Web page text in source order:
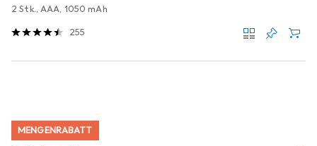
2 Stk., AAA, 1050 mAh
255
MENGENRABATT